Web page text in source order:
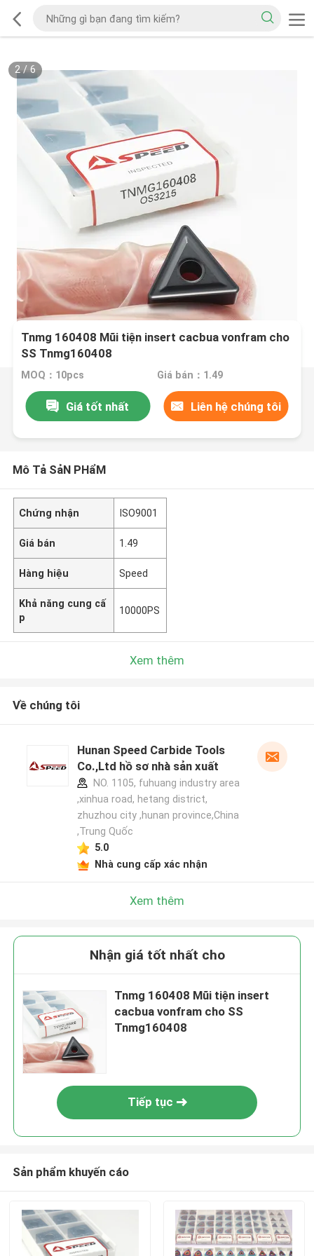
2/6
Tnmg 160408 Mũi tiện insert cacbua vonfram cho
SS Tnmg160408
MOQ：10pcs Giá bán：1.49
Giá tốt nhất Liên hệ chúng tôi
Mô Tả SảN PHẩM
Chứng nhận ISO9001
Giá bán 1.49
Hàng hiệu Speed
Khả năng cung cấ
p
10000PS
Xem thêm
Về chúng tôi
Hunan Speed Carbide Tools
Co.,Ltd hồ sơ nhà sản xuất
NO. 1105, fuhuang industry area
,xinhua road, hetang district,
zhuzhou city ,hunan province,China
,Trung Quốc
5.0
Nhà cung cấp xác nhận
Xem thêm
Nhận giá tốt nhất cho
Tnmg 160408 Mũi tiện insert
cacbua vonfram cho SS
Tnmg160408
Tiếp tục
Sản phẩm khuyến cáo